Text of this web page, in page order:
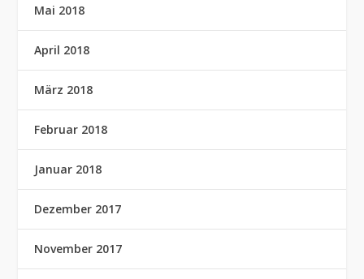
Mai 2018
April 2018
März 2018
Februar 2018
Januar 2018
Dezember 2017
November 2017